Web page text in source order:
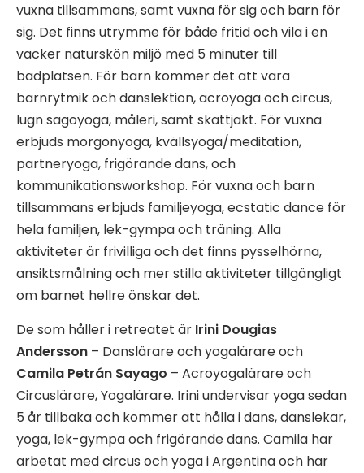
vuxna tillsammans, samt vuxna för sig och barn för
sig. Det finns utrymme för både fritid och vila i en
vacker naturskön miljö med 5 minuter till
badplatsen. För barn kommer det att vara
barnrytmik och danslektion, acroyoga och circus,
lugn sagoyoga, måleri, samt skattjakt. För vuxna
erbjuds morgonyoga, kvällsyoga/meditation,
partneryoga, frigörande dans, och
kommunikationsworkshop. För vuxna och barn
tillsammans erbjuds familjeyoga, ecstatic dance för
hela familjen, lek-gympa och träning. Alla
aktiviteter är frivilliga och det finns pysselhörna,
ansiktsmålning och mer stilla aktiviteter tillgängligt
om barnet hellre önskar det.
De som håller i retreatet är Irini Dougias
Andersson – Danslärare och yogalärare och
Camila Petrán Sayago – Acroyogalärare och
Circuslärare, Yogalärare. Irini undervisar yoga sedan
5 år tillbaka och kommer att hålla i dans, danslekar,
yoga, lek-gympa och frigörande dans. Camila har
arbetat med circus och yoga i Argentina och har